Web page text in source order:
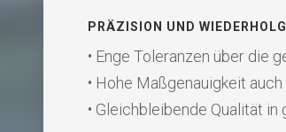
PRÄZISION UND
• Enge Toleranzen über die
• Hohe Maßgenauigkeit
• Gleichbleibende Qualität in